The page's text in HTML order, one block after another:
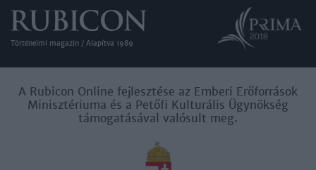
Történelmi magazin / Alapítva 1989
A Rubicon Online fejlesztése az Emberi Erőforrások
Minisztériuma és a Petőfi Kulturális Ügynökség
támogatásával valósult meg.